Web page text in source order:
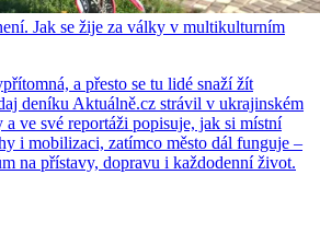
Jak se žije za války v multikulturním
a přesto se tu lidé snaží žít
deníku Aktuálně.cz strávil v ukrajinském
ve své reportáži popisuje, jak si místní
i mobilizaci, zatímco město dál funguje –
na přístavy, dopravu i každodenní život.